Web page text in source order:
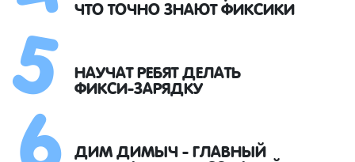
ЧТО ТОЧНО ЗНАЮТ ФИКСИКИ
НАУЧАТ РЕБЯТ ДЕЛАТЬ
ФИКСИ-ЗАРЯДКУ
ДИМ ДИМЫЧ - ГЛАВНЫЙ